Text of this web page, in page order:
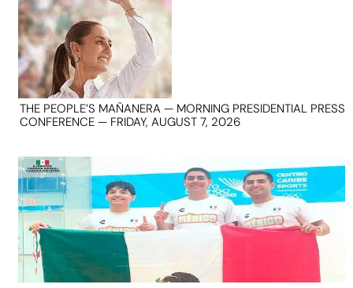
THE PEOPLE’S MAÑANERA — MORNING PRESIDENTIAL PRESS
CONFERENCE — FRIDAY, AUGUST 7, 2026